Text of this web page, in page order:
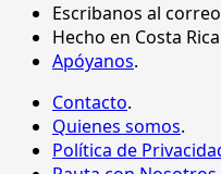
Escribanos al correo
Hecho en Costa Rica
Apóyanos.
Contacto.
Quienes somos.
Política de